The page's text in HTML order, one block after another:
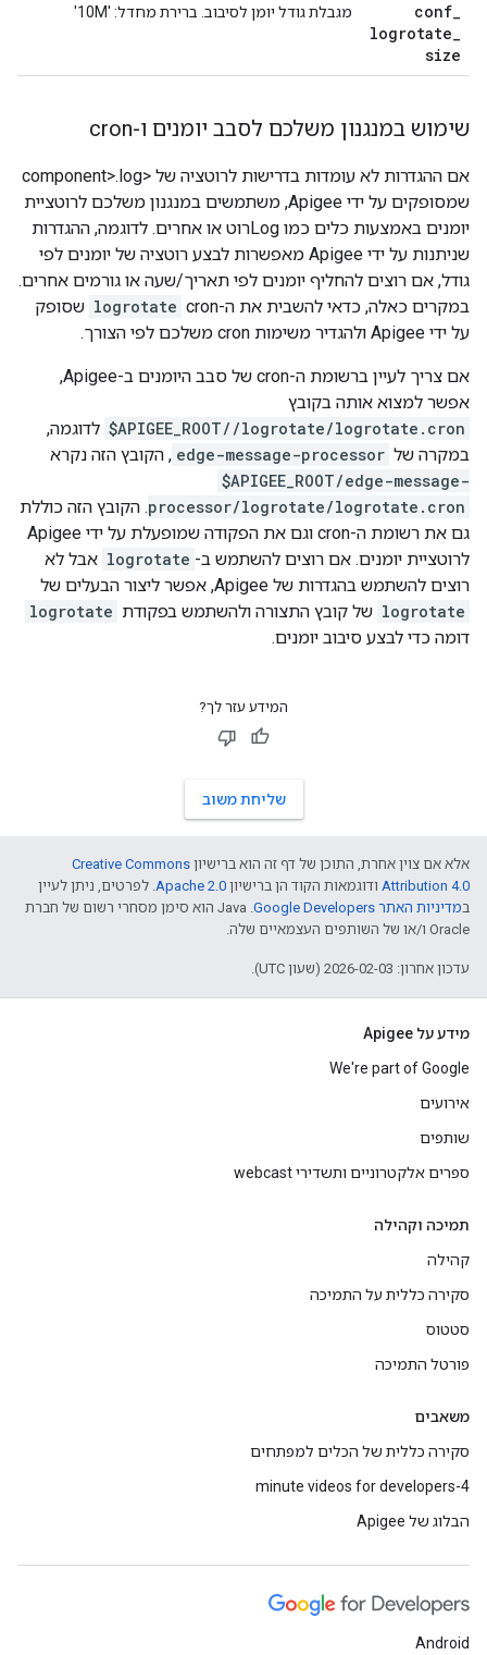
conf_
logrotate_
size
מגבלת גודל יומן לסיבוב. ברירת מחדל: '10M'
שימוש במנגנון משלכם לסבב יומנים ו-cron
אם ההגדרות לא עומדות בדרישות לרוטציה של <component>.log
שמסופקים על ידי Apigee, משתמשים במנגנון משלכם לרוטציית
יומנים באמצעות כלים כמו Logרוט או אחרים. לדוגמה, ההגדרות
שניתנות על ידי Apigee מאפשרות לבצע רוטציה של יומנים לפי
גודל, אם רוצים להחליף יומנים לפי תאריך/שעה או גורמים אחרים.
במקרים כאלה, כדאי להשבית את ה-cron
logrotate שסופק
על ידי Apigee ולהגדיר משימות cron משלכם לפי הצורך.
אם צריך לעיין ברשומת ה-cron של סבב היומנים ב-Apigee,
אפשר למצוא אותה בקובץ
$APIGEE_ROOT/ /logrotate/logrotate.cron
לדוגמה,
במקרה של edge-message-processor , הקובץ הזה נקרא
$APIGEE_ROOT/edge-message-
processor/logrotate/logrotate.cron. הקובץ הזה כוללת
גם את רשומת ה-cron וגם את הפקודה שמופעלת על ידי Apigee
לרוטציית יומנים. אם רוצים להשתמש ב- logrotate אבל לא
רוצים להשתמש בהגדרות של Apigee, אפשר ליצור הבעלים של
logrotate של קובץ התצורה ולהשתמש בפקודת logrotate
דומה כדי לבצע סיבוב יומנים.
המידע עזר לך?
שליחת משוב
אלא אם צוין אחרת, התוכן של דף זה הוא ברישיון Creative Commons
Attribution 4.0 ודוגמאות הקוד הן ברישיון Apache 2.0. לפרטים, ניתן לעיין
במדיניות האתר Google Developers‏
.‏ Java הוא סימן מסחרי רשום של חברת
Oracle ו/או של השותפים העצמאיים שלה.
עדכון אחרון: 2026-02-03 (שעון UTC).
מידע על Apigee
We're part of Google
אירועים
שותפים
ספרים אלקטרוניים ותשדירי webcast
תמיכה וקהילה
קהילה
סקירה כללית על התמיכה
סטטוס
פורטל התמיכה
משאבים
סקירה כללית של הכלים למפתחים
4-minute videos for developers
הבלוג של Apigee
Android